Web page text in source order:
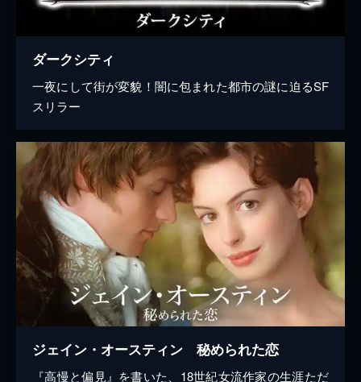
ダークシティ
一夜にして街が変貌！闇に包まれた都市の謎に迫るSF
スリラー
ジェイン・オースティン 秘められた恋
『高慢と偏見』を書いた、18世紀女流作家の生涯ただ